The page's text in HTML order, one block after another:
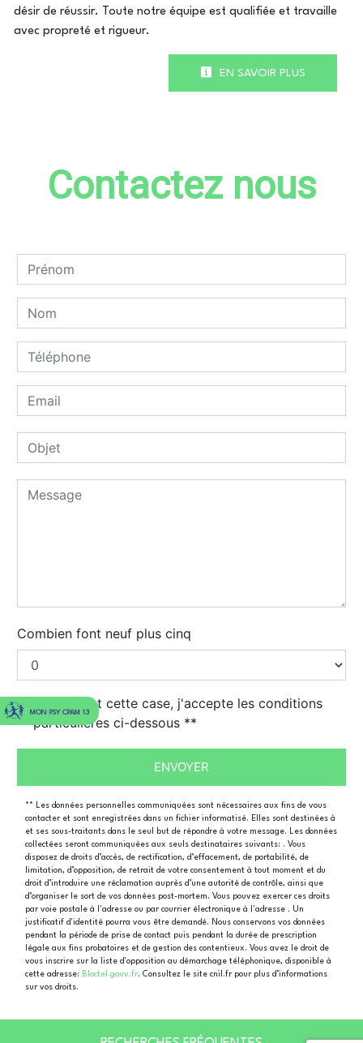
désir de réussir. Toute notre équipe est qualifiée et travaille
avec propreté et rigueur.
EN SAVOIR PLUS
Contactez nous
Combien font neuf plus cinq
En cochant cette case, j'accepte les conditions
particulières ci-dessous **
ENVOYER
** Les données personnelles communiquées sont nécessaires aux fins de vous
contacter et sont enregistrées dans un fichier informatisé. Elles sont destinées à
et ses sous-traitants dans le seul but de répondre à votre message. Les données
collectées seront communiquées aux seuls destinataires suivants: . Vous
disposez de droits d’accès, de rectification, d’effacement, de portabilité, de
limitation, d’opposition, de retrait de votre consentement à tout moment et du
droit d’introduire une réclamation auprès d’une autorité de contrôle, ainsi que
d’organiser le sort de vos données post-mortem. Vous pouvez exercer ces droits
par voie postale à l'adresse ou par courrier électronique à l'adresse . Un
justificatif d'identité pourra vous être demandé. Nous conservons vos données
pendant la période de prise de contact puis pendant la durée de prescription
légale aux fins probatoires et de gestion des contentieux. Vous avez le droit de
vous inscrire sur la liste d'opposition au démarchage téléphonique, disponible à
cette adresse: Bloctel.gouv.fr. Consultez le site cnil.fr pour plus d’informations
sur vos droits.
MON PSY CPAM 13